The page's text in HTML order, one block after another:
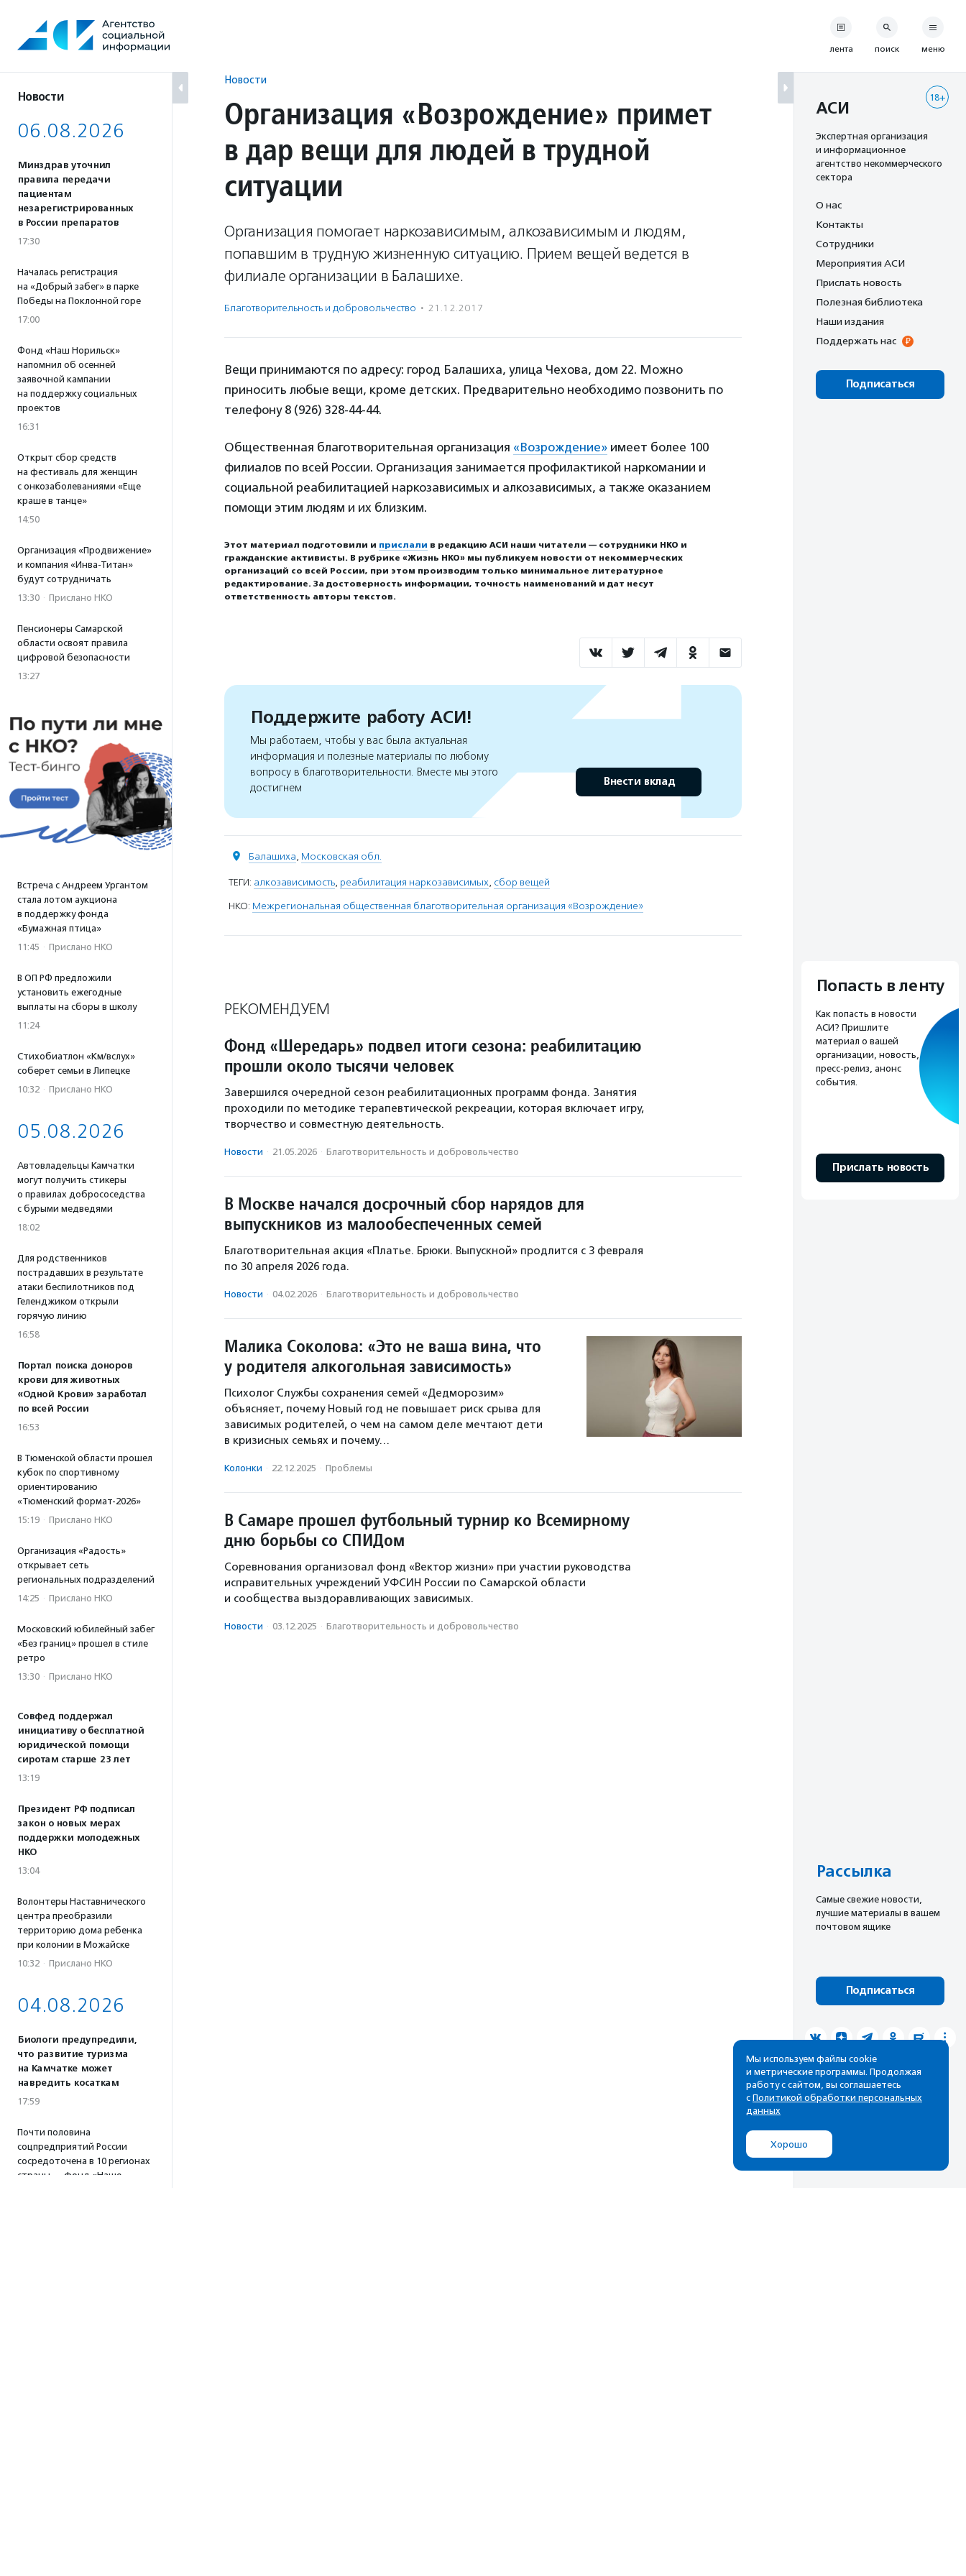
содержанию
Новости
06.08.2026
Минздрав уточнил
правила передачи
пациентам
незарегистрированных
в России препаратов
17:30
Началась регистрация
на «Добрый забег» в парке
Победы на Поклонной горе
17:00
Фонд «Наш Норильск»
напомнил об осенней
заявочной кампании
на поддержку социальных
проектов
16:31
Открыт сбор средств
на фестиваль для женщин
с онкозаболеваниями «Еще
краше в танце»
14:50
Организация «Продвижение»
и компания «Инва-Титан»
будут сотрудничать
13:30 · Прислано НКО
Пенсионеры Самарской
области освоят правила
цифровой безопасности
13:27
Встреча с Андреем Ургантом
стала лотом аукциона
в поддержку фонда
«Бумажная птица»
11:45 · Прислано НКО
В ОП РФ предложили
установить ежегодные
выплаты на сборы в школу
11:24
Стихобиатлон «Км/вслух»
соберет семьи в Липецке
10:32 · Прислано НКО
05.08.2026
Автовладельцы Камчатки
могут получить стикеры
о правилах добрососедства
с бурыми медведями
18:02
Для родственников
пострадавших в результате
атаки беспилотников под
Геленджиком открыли
горячую линию
16:58
Портал поиска доноров
крови для животных
«Одной Крови» заработал
по всей России
16:53
В Тюменской области прошел
кубок по спортивному
ориентированию
«Тюменский формат-2026»
15:19 · Прислано НКО
Организация «Радость»
открывает сеть
региональных подразделений
14:25 · Прислано НКО
Московский юбилейный забег
«Без границ» прошел в стиле
ретро
13:30 · Прислано НКО
Совфед поддержал
инициативу о бесплатной
юридической помощи
сиротам старше 23 лет
13:19
Президент РФ подписал
закон о новых мерах
поддержки молодежных
НКО
13:04
Волонтеры Наставнического
центра преобразили
территорию дома ребенка
при колонии в Можайске
10:32 · Прислано НКО
04.08.2026
Биологи предупредили,
что развитие туризма
на Камчатке может
навредить косаткам
17:59
Почти половина
соцпредприятий России
сосредоточена в 10 регионах
страны — фонд «Наше
Новости
Организация «Возрождение» примет
в дар вещи для людей в трудной
ситуации
Организация помогает наркозависимым, алкозависимым и людям,
попавшим в трудную жизненную ситуацию. Прием вещей ведется в
филиале организации в Балашихе.
Благотвори­тель­ность и доброволь­чест­во · 21.12.2017
Вещи принимаются по адресу: город Балашиха, улица Чехова, дом 22. Можно
приносить любые вещи, кроме детских. Предварительно необходимо позвонить по
телефону 8 (926) 328-44-44.
Общественная благотворительная организация «Возрождение» имеет более 100
филиалов по всей России. Организация занимается профилактикой наркомании и
социальной реабилитацией наркозависимых и алкозависимых, а также оказанием
помощи этим людям и их близким.
Этот материал подготовили и прислали в редакцию АСИ наши читатели — сотрудники НКО и
гражданские активисты. В рубрике «Жизнь НКО» мы публикуем новости от некоммерческих
организаций со всей России, при этом производим только минимальное литературное
редактирование. За достоверность информации, точность наименований и дат несут
ответственность авторы текстов.
Поддержите работу АСИ!
Мы работаем, чтобы у вас была актуальная
информация и полезные материалы по любому
вопросу в благотворительности. Вместе мы этого
достигнем
Внести вклад
Балашиха, Московская обл.
ТЕГИ: алкозависимость, реабилитация наркозависимых, сбор вещей
НКО: Межрегиональная общественная благотворительная организация «Возрождение»
РЕКОМЕНДУЕМ
Фонд «Шередарь» подвел итоги сезона: реабилитацию
прошли около тысячи человек
Завершился очередной сезон реабилитационных программ фонда. Занятия
проходили по методике терапевтической рекреации, которая включает игру,
творчество и совместную деятельность.
Новости · 21.05.2026 · Благотвори­тель­ность и доброволь­чест­во
В Москве начался досрочный сбор нарядов для
выпускников из малообеспеченных семей
Благотворительная акция «Платье. Брюки. Выпускной» продлится с 3 февраля
по 30 апреля 2026 года.
Новости · 04.02.2026 · Благотвори­тель­ность и доброволь­чест­во
Малика Соколова: «Это не ваша вина, что
у родителя алкогольная зависимость»
Психолог Службы сохранения семей «Дедморозим»
объясняет, почему Новый год не повышает риск срыва для
зависимых родителей, о чем на самом деле мечтают дети
в кризисных семьях и почему…
Колонки · 22.12.2025 · Проблемы
В Самаре прошел футбольный турнир ко Всемирному
дню борьбы со СПИДом
Соревнования организовал фонд «Вектор жизни» при участии руководства
исправительных учреждений УФСИН России по Самарской области
и сообщества выздоравливающих зависимых.
Новости · 03.12.2025 · Благотвори­тель­ность и доброволь­чест­во
лента поиск меню
18+
АСИ
Экспертная организация
и информационное
агентство некоммерческого
сектора
О нас
Контакты
Сотрудники
Мероприятия АСИ
Прислать новость
Полезная библиотека
Наши издания
Поддержать нас
Подписаться
Попасть в ленту
Как попасть в новости
АСИ? Пришлите
материал о вашей
организации, новость,
пресс-релиз, анонс
события.
Прислать новость
Рассылка
Cамые свежие новости,
лучшие материалы в вашем
почтовом ящике
Подписаться
Мы используем файлы cookie
и метрические программы. Продолжая
работу с сайтом, вы соглашаетесь
с Политикой обработки персональных
данных
Хорошо